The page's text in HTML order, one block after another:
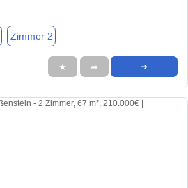
Zimmer 2
★ ➦ ➜